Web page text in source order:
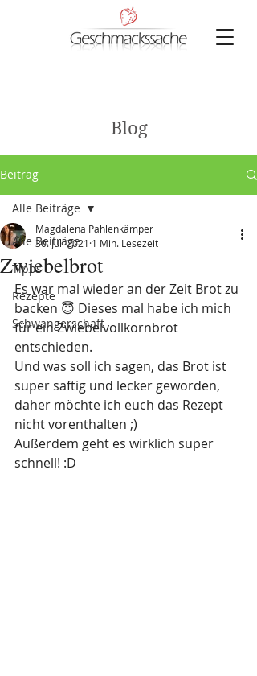
Blog
Beitrag
Alle Beiträge
Tipps
Rezepte
Schwangerschaft
Alle Beiträge
Zwiebelbrot
Magdalena Pahlenkämper
30. Juli 2021 1 Min. Lesezeit
Es war mal wieder an der Zeit Brot zu
backen 😇 Dieses mal habe ich mich
für ein Zwiebelvollkornbrot
entschieden.
Und was soll ich sagen, das Brot ist
super saftig und lecker geworden,
daher möchte ich euch das Rezept
nicht vorenthalten ;)
Außerdem geht es wirklich super
schnell! :D